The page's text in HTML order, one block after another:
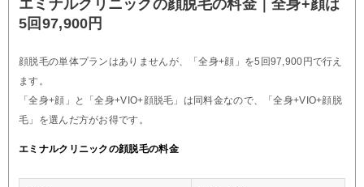
エミナルクリニックの顔脱毛の料金｜全身+顔は
5回97,900円
顔脱毛の単体プランはありませんが、「全身+顔」を5回97,900円で行え
ます。
「全身+顔」と「全身+VIO+顔脱毛」は同料金なので、「全身+VIO+顔脱
毛」を選んだ方がお得です。
エミナルクリニックの顔脱毛の料金